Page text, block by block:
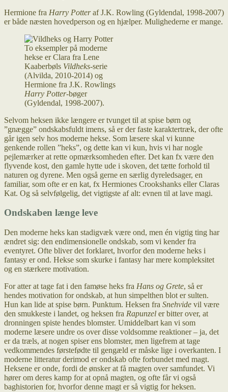
Hermione fra Harry Potteraf J.K. Rowling (Gyldendal, 1998-2007)
er både næsten hovedperson og en hjælper. Mulighederne er mange.
To eksempler på moderne
hekse er Clara fra Lene
Kaaberbøls Vildheks-serie
(Alvilda, 2010-2014) og
Hermione fra J.K. Rowlings
Harry Potter-bøger
(Gyldendal, 1998-2007).
Selvom heksen ikke længere er tvunget til at spise børn og
”gnægge” ondskabsfuldt imens, så er der faste karaktertræk, der ofte
går igen selv hos moderne hekse. Som læsere skal vi kunne
genkende rollen ”heks”, og dette kan vi kun, hvis vi har nogle
pejlemærker at rette opmærksomheden efter. Det kan fx være den
flyvende kost, den gamle hytte ude i skoven, det tætte forhold til
naturen og dyrene. Men også gerne en særlig dyreledsager, en
familiar, som ofte er en kat, fx Hermiones Crookshanks eller Claras
Kat. Og så selvfølgelig, det vigtigste af alt: evnen til at lave magi.
Ondskaben længe leve
Den moderne heks kan stadigvæk være ond, men én vigtig ting har
ændret sig: den endimensionelle ondskab, som vi kender fra
eventyret. Ofte bliver det forklaret, hvorfor den moderne heks i
fantasy er ond. Hekse som skurke i fantasy har mere kompleksitet
og en stærkere motivation.
For atter at tage fat i den famøse heks fra Hans og Grete, så er
hendes motivation for ondskab, at hun simpelthen blot er sulten.
Hun kan lide at spise børn. Punktum. Heksen fra Snehvide vil være
den smukkeste i landet, og heksen fra Rapunzel er bitter over, at
dronningen spiste hendes blomster. Umiddelbart kan vi som
moderne læsere undre os over disse voldsomme reaktioner – ja, det
er da træls, at nogen spiser ens blomster, men ligefrem at tage
vedkommendes førstefødte til gengæld er måske lige i overkanten. I
moderne litteratur derimod er ondskab ofte forbundet med magt.
Heksene er onde, fordi de ønsker at få magten over samfundet. Vi
hører om deres kamp for at opnå magten, og ofte får vi også
baghistorien for, hvorfor denne magt er så vigtig for heksen.